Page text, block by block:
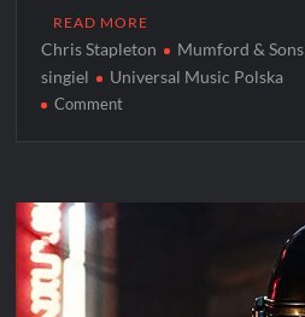
READ MORE
Chris Stapleton Mumford & Sons
singiel
Universal Music Polska
Commenton